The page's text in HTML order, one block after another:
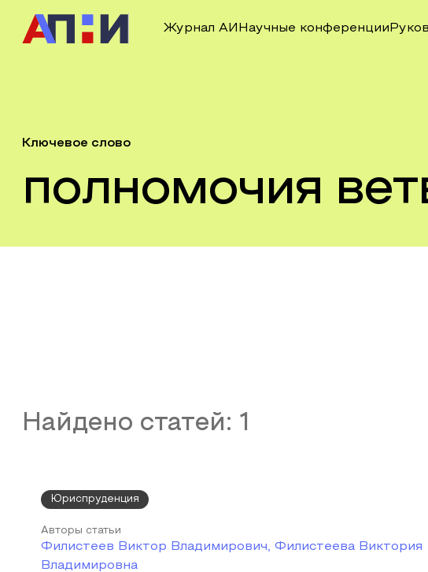
Журнал АИ Научные конференции
Ключевое слово
полномочия
Найдено статей: 1
Юриспруденция
Авторы статьи
Филистеев Виктор Владимирович, Филистеева Виктория
Владимировна